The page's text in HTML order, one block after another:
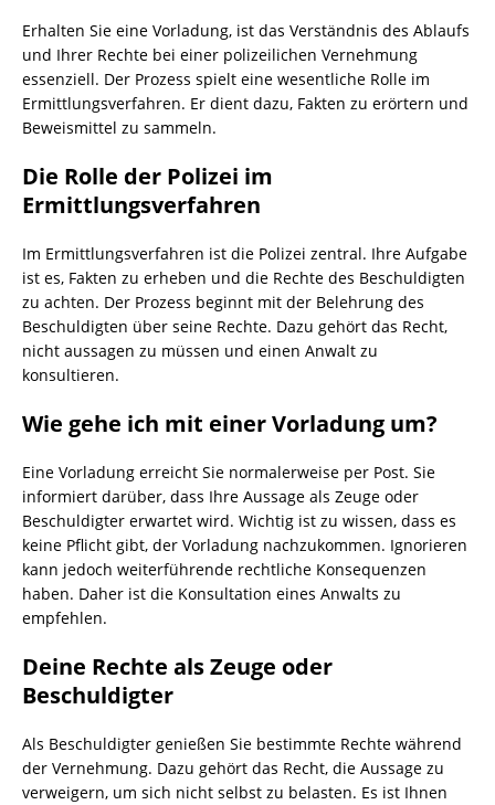
Erhalten Sie eine Vorladung, ist das Verständnis des Ablaufs
und Ihrer Rechte bei einer polizeilichen Vernehmung
essenziell. Der Prozess spielt eine wesentliche Rolle im
Ermittlungsverfahren. Er dient dazu, Fakten zu erörtern und
Beweismittel zu sammeln.
Die Rolle der Polizei im
Ermittlungsverfahren
Im Ermittlungsverfahren ist die Polizei zentral. Ihre Aufgabe
ist es, Fakten zu erheben und die Rechte des Beschuldigten
zu achten. Der Prozess beginnt mit der Belehrung des
Beschuldigten über seine Rechte. Dazu gehört das Recht,
nicht aussagen zu müssen und einen Anwalt zu
konsultieren.
Wie gehe ich mit einer Vorladung um?
Eine Vorladung erreicht Sie normalerweise per Post. Sie
informiert darüber, dass Ihre Aussage als Zeuge oder
Beschuldigter erwartet wird. Wichtig ist zu wissen, dass es
keine Pflicht gibt, der Vorladung nachzukommen. Ignorieren
kann jedoch weiterführende rechtliche Konsequenzen
haben. Daher ist die Konsultation eines Anwalts zu
empfehlen.
Deine Rechte als Zeuge oder
Beschuldigter
Als Beschuldigter genießen Sie bestimmte Rechte während
der Vernehmung. Dazu gehört das Recht, die Aussage zu
verweigern, um sich nicht selbst zu belasten. Es ist Ihnen